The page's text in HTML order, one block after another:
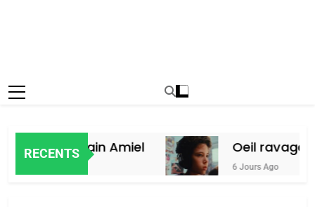
RECENTS
par Alain Amiel Oeil ravageur
6 Jours Ago